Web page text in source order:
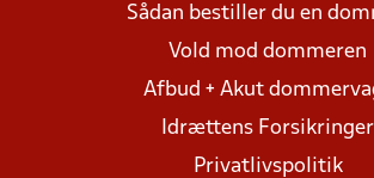
Sådan bestiller du en
Vold mod dommeren
Afbud + Akut
Idrættens Forsikringer
Privatlivspolitik